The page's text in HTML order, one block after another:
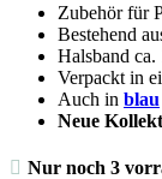
Zubehör für
Bestehend
Halsband
Verpackt in
Auch in blau
Neue
Nur noch 3